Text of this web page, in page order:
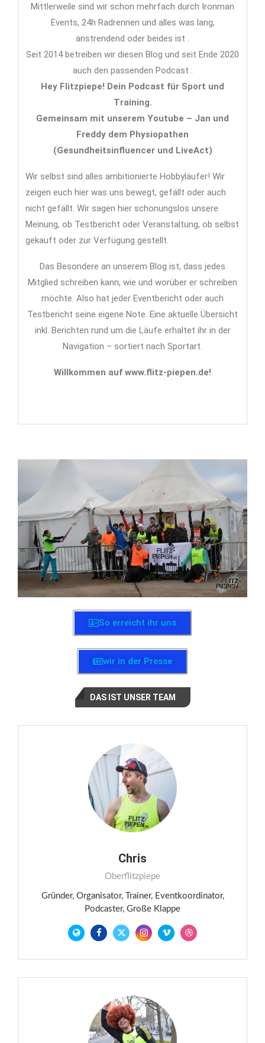
Mittlerweile sind wir schon mehrfach durch Ironman
Events, 24h Radrennen und alles was lang,
anstrendend oder beides ist .
Seit 2014 betreiben wir diesen Blog und seit Ende 2020
auch den passenden Podcast :
Hey Flitzpiepe! Dein Podcast für Sport und
Training.
Gemeinsam mit unserem Youtube – Jan und
Freddy dem Physiopathen
(Gesundheitsinfluencer und LiveAct)
Wir selbst sind alles ambitionierte Hobbyläufer! Wir
zeigen euch hier was uns bewegt, gefällt oder auch
nicht gefällt. Wir sagen hier schonungslos unsere
Meinung, ob Testbericht oder Veranstaltung, ob selbst
gekauft oder zur Verfügung gestellt.
Das Besondere an unserem Blog ist, dass jedes
Mitglied schreiben kann, wie und worüber er schreiben
möchte. Also hat jeder Eventbericht oder auch
Testbericht seine eigene Note. Eine aktuelle Übersicht
inkl. Berichten rund um die Läufe erhaltet ihr in der
Navigation – sortiert nach Sportart.
Willkommen auf www.flitz-piepen.de!
So erreicht ihr uns
wir in der Presse
DAS IST UNSER TEAM
Chris
Oberflitzpiepe
Gründer, Organisator, Trainer, Eventkoordinator,
Podcaster, Große Klappe